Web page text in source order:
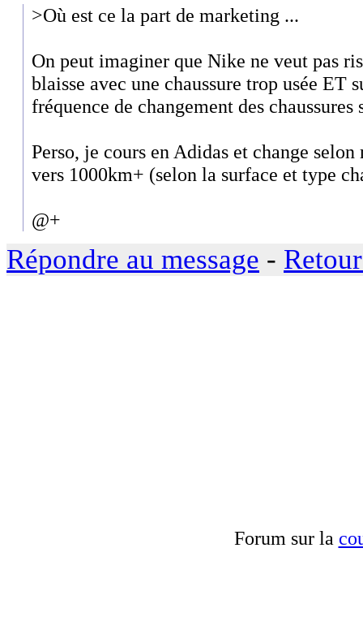
>Où est ce la part de marketing ...
On peut imaginer que Nike ne veut pas
blaisse avec une chaussure trop usée ET
fréquence de changement des
Perso, je cours en Adidas et change selon
vers 1000km+ (selon la surface et type
@+
Répondre au message -
Forum sur la